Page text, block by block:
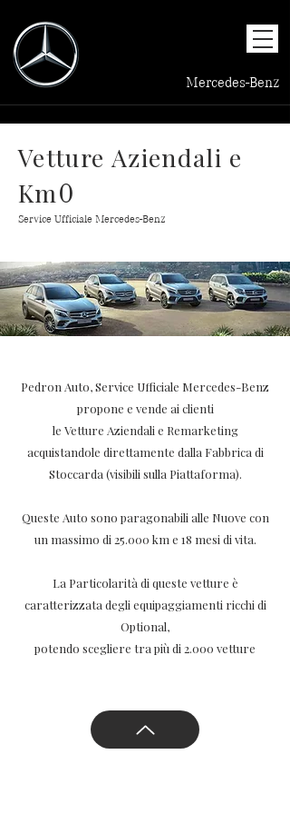
Mercedes-Benz
Vetture Aziendali e
Km0
Service Ufficiale Mercedes-Benz
Pedron Auto, Service Ufficiale Mercedes-Benz
propone e vende ai clienti
le Vetture Aziendali e Remarketing
acquistandole direttamente dalla Fabbrica di
Stoccarda (visibili sulla Piattaforma).
Queste Auto sono paragonabili alle Nuove con
un massimo di 25.000 km e 18 mesi di vita.
La Particolarità di queste vetture è
caratterizzata degli equipaggiamenti ricchi di
Optional,
potendo scegliere tra più di 2.000 vetture